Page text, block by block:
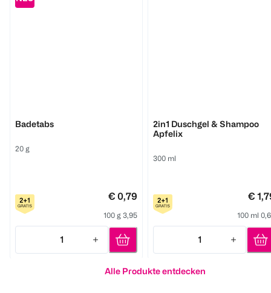
Badetabs
20 g
€ 0,79
100 g 3,95
1
Quantity: 1
2in1 Duschgel & Shampoo
Apfelix
300 ml
€
100 ml
1
Quantity: 1
Alle Produkte entdecken